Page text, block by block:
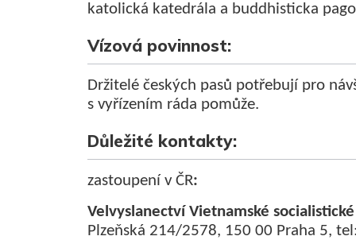
katolická katedrála a buddhisticka
Vízová povinnost:
Držitelé českých pasů potřebují pro
s vyřízením ráda pomůže.
Důležité kontakty:
zastoupení v ČR:
Velvyslanectví Vietnamské
Plzeňská 214/2578, 150 00 Praha 5,